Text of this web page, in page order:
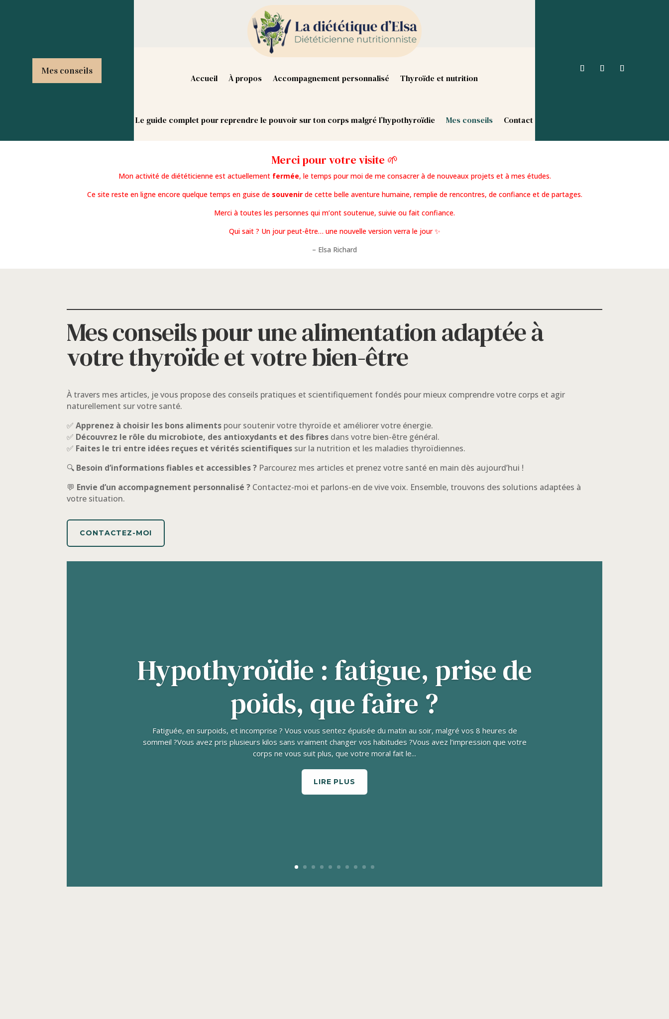
Mes conseils
Accueil À propos Accompagnement personnalisé Thyroïde et nutrition
Le guide complet pour reprendre le pouvoir sur ton corps malgré l’hypothyroïdie Mes conseils Contact
Merci pour votre visite 🌱
Mon activité de diététicienne est actuellement fermée, le temps pour moi de me consacrer à de nouveaux projets et à mes études.
Ce site reste en ligne encore quelque temps en guise de souvenirde cette belle aventure humaine, remplie de rencontres, de confiance et de partages.
Merci à toutes les personnes qui m’ont soutenue, suivie ou fait confiance.
Qui sait ? Un jour peut-être… une nouvelle version verra le jour ✨
– Elsa Richard
Mes conseils pour une alimentation adaptée à
votre thyroïde et votre bien-être
À travers mes articles, je vous propose des conseils pratiques et scientifiquement fondés pour mieux comprendre votre corps et agir
naturellement sur votre santé.
✅Apprenez à choisir les bons aliments pour soutenir votre thyroïde et améliorer votre énergie.
✅ Découvrez le rôle du microbiote, des antioxydants et des fibres dans votre bien-être général.
✅ Faites le tri entre idées reçues et vérités scientifiques sur la nutrition et les maladies thyroïdiennes.
🔍 Besoin d’informations fiables et accessibles ? Parcourez mes articles et prenez votre santé en main dès aujourd’hui !
💬 Envie d’un accompagnement personnalisé ? Contactez-moi et parlons-en de vive voix. Ensemble, trouvons des solutions adaptées à
votre situation.
CONTACTEZ-MOI
Hypothyroïdie : fatigue, prise de
poids, que faire ?
Fatiguée, en surpoids, et incomprise ? Vous vous sentez épuisée du matin au soir, malgré vos 8 heures de
sommeil ?Vous avez pris plusieurs kilos sans vraiment changer vos habitudes ?Vous avez l’impression que votre
corps ne vous suit plus, que votre moral fait le...
LIRE PLUS